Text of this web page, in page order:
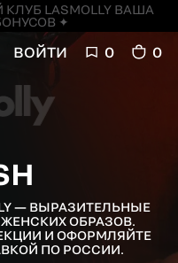
LASMOLLY ВАША
✦
ВОЙТИ 0 0
— ВЫРАЗИТЕЛЬНЫЕ
ОБРАЗОВ.
И ОФОРМЛЯЙТЕ
ПО РОССИИ.